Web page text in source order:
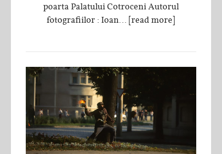
poarta Palatului Cotroceni Autorul
fotografiilor : Ioan… [read more]